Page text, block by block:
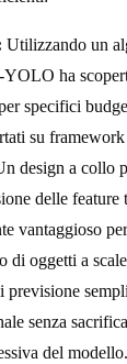
Utilizzando un
ha
specifici
su
design a collo
delle feature
vantaggioso
di oggetti a
previsione
senza
del modello.